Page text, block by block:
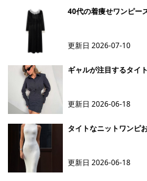
40代の着痩せワンピー
更新日2026-07-10
ギャルが注目するタイ
更新日2026-06-18
タイトなニットワンピ
更新日2026-06-18